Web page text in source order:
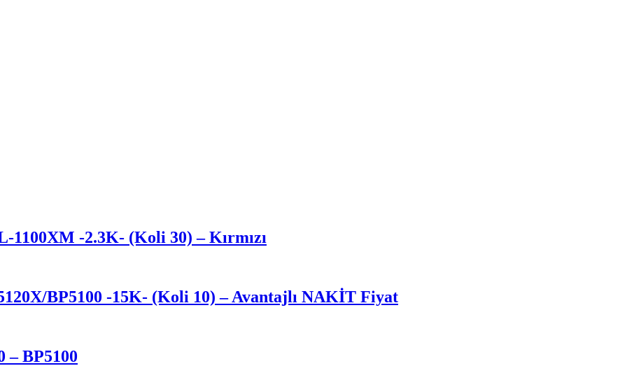
-2.3K- (Koli 30) – Kırmızı
BP5100 -15K- (Koli 10)– Avantajlı NAKİT Fiyat
BP5100